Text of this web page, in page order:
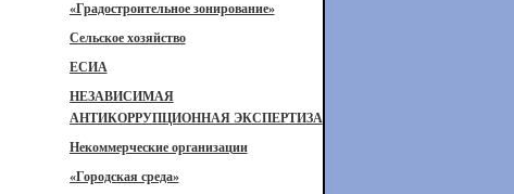
«Градостроительное зонирование»
Сельское хозяйство
ЕСИА
НЕЗАВИСИМАЯ
АНТИКОРРУПЦИОННАЯ ЭКСПЕРТИЗА
Некоммерческие организации
«Городская среда»